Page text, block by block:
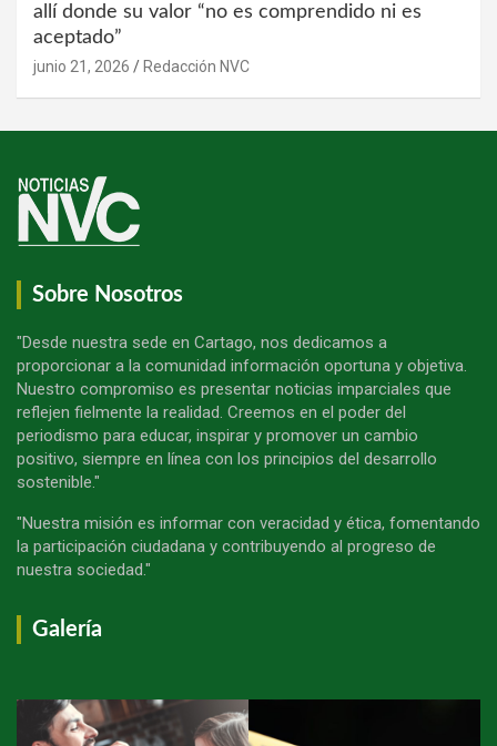
allí donde su valor “no es comprendido ni es
aceptado”
junio 21, 2026 Redacción NVC
Sobre Nosotros
"Desde nuestra sede en Cartago, nos dedicamos a
proporcionar a la comunidad información oportuna y objetiva.
Nuestro compromiso es presentar noticias imparciales que
reflejen fielmente la realidad. Creemos en el poder del
periodismo para educar, inspirar y promover un cambio
positivo, siempre en línea con los principios del desarrollo
sostenible."
"Nuestra misión es informar con veracidad y ética, fomentando
la participación ciudadana y contribuyendo al progreso de
nuestra sociedad."
Galería